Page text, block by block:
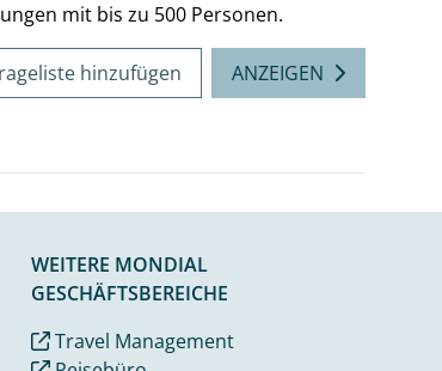
mit bis zu 500 Personen.
hinzufügen ANZEIGEN
WEITERE MONDIAL
GESCHÄFTSBEREICHE
Travel Management